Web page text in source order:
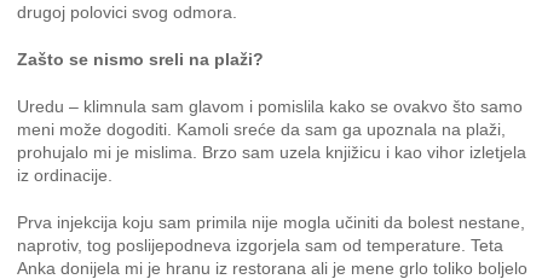
drugoj polovici svog odmora.
Zašto se nismo sreli na plaži?
Uredu – klimnula sam glavom i pomislila kako se ovakvo što samo
meni može dogoditi. Kamoli sreće da sam ga upoznala na plaži,
prohujalo mi je mislima. Brzo sam uzela knjižicu i kao vihor izletjela
iz ordinacije.
Prva injekcija koju sam primila nije mogla učiniti da bolest nestane,
naprotiv, tog poslijepodneva izgorjela sam od temperature. Teta
Anka donijela mi je hranu iz restorana ali je mene grlo toliko boljelo